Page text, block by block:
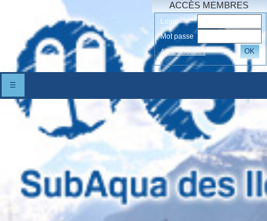
ACCÈS MEMBRES
Login
Mot passe
Accés oubliés
OK
☰